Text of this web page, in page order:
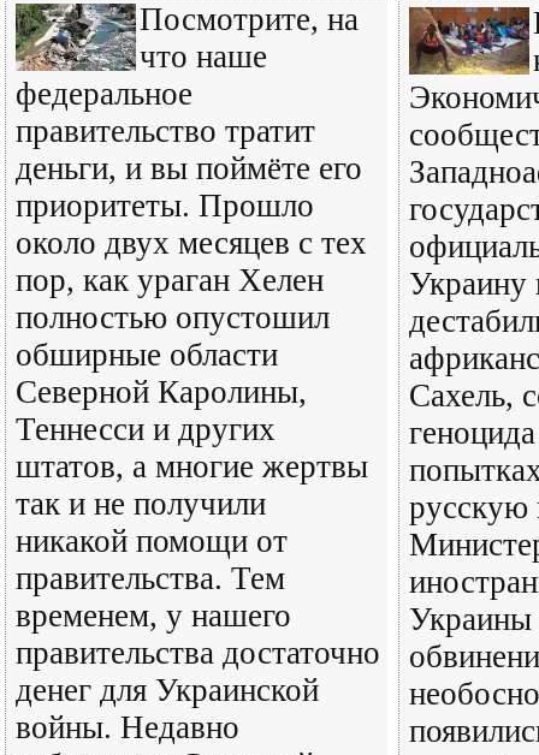
Посмотрите, на
что наше
федеральное
правительство тратит
деньги, и вы поймёте его
приоритеты. Прошло
около двух месяцев с тех
пор, как ураган Хелен
полностью опустошил
обширные области
Северной Каролины,
Теннесси и других
штатов, а многие жертвы
так и не получили
никакой помощи от
правительства. Тем
временем, у нашего
правительства достаточно
денег для Украинской
войны. Недавно
Украину
Сахель,
русскую
Украины